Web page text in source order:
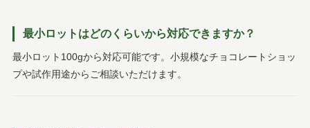
最小ロットはどのくらいから対応できますか？
最小ロット100gから対応可能です。小規模なチョコレートショッ
プや試作用途からご相談いただけます。